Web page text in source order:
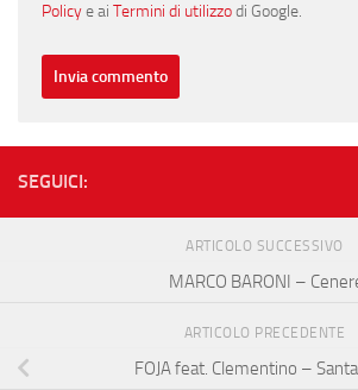
Policye ai Termini di utilizzodi Google.
SEGUICI:
ARTICOLO SUCCESSIVO
MARCO BARONI –
ARTICOLO PRECEDENTE
FOJA feat. Clementino –